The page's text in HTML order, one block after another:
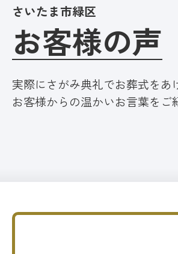
さいたま市緑区
お客様の声
実際にさがみ典礼でお葬式をあ
お客様からの温かいお言葉をご